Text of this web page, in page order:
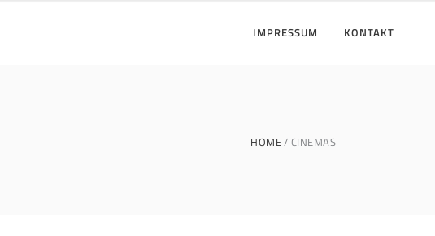
IMPRESSUM KONTAKT
HOME CINEMAS